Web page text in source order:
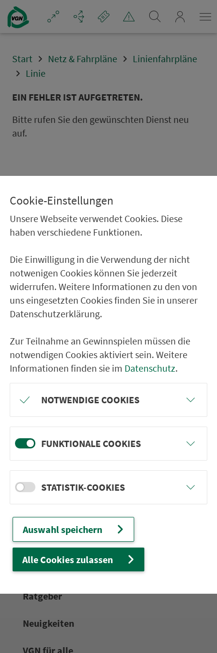
Navigation überspringen
Start Netz & Fahrpläne
Linienfahrpläne
Linie
EIN FEHLER IST AUFGETRETEN.
Bitte rufen Sie den gewünschten Dienst neu
auf.
Ver­kehrs­ver­bund Groß­raum
22.000 Qua­drat­ki­lo­me­ter. 130 Ver­kehrs­un­
ter­neh­men. 1.100 Linien. Eine Fahr­kar­te.
Ver­bin­dungen
Abfahrten
Tickets & Preise
Fahr­plan­ände­rungen
Wir sind für Sie da:
24h-Ser­vice­te­le­fon:
0911 27075-99
Zum Kon­taktformular
Netz & Fahrpläne
Frei­zeit-Tipps
Service
Rat­ge­ber
Neuigkeiten
VGN für alle
Cookie-Einstellungen
Unsere Webseite verwendet Cookies. Diese
haben verschiedene Funktionen.
Die Einwilligung in die Verwendung der nicht
notwenigen Cookies können Sie jederzeit
widerrufen. Weitere Informationen zu den von
uns eingesetzten Cookies finden Sie in unserer
Datenschutzerklärung.
Zur Teilnahme an Gewinnspielen müssen die
notwendigen Cookies aktiviert sein. Weitere
Informationen finden sie im Datenschutz.
NOTWENDIGE COOKIES
FUNKTIONALE COOKIES
STATISTIK-COOKIES
Auswahl speichern
Alle Cookies zulassen